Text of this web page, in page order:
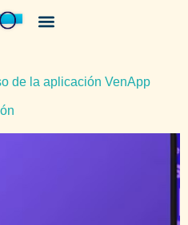
de la aplicación VenApp